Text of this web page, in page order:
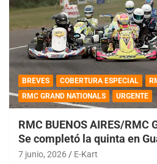
BREVES COBERTURA ESPECIAL
RMC GRAND NATIONALS
URGENTE
RMC BUENOS AIRES/RMC
Se completó la quinta en
7 junio, 2026 E-Kart